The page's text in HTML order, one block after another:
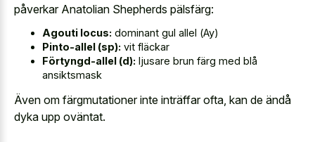
påverkar Anatolian Shepherds pälsfärg:
Agouti locus: dominant gul allel (Ay)
Pinto-allel (sp): vit fläckar
Förtyngd-allel (d): ljusare brun färg med blå
ansiktsmask
Även om färgmutationer inte inträffar ofta, kan de ändå
dyka upp oväntat.